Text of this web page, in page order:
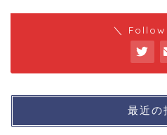
＼ Follow
最近の